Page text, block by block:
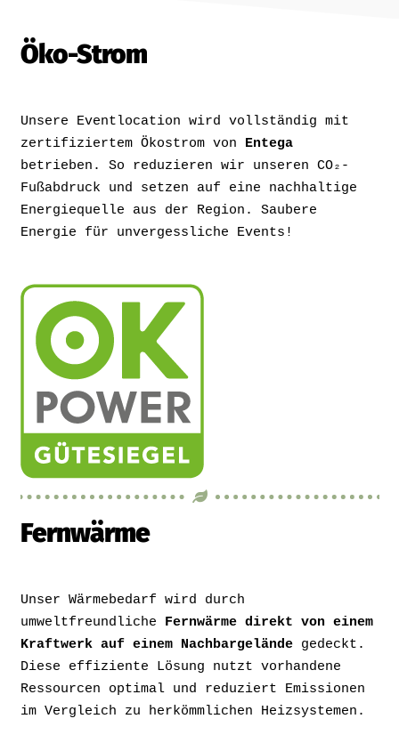
Öko-Strom
Unsere Eventlocation wird vollständig mit
zertifiziertem Ökostrom von Entega
betrieben. So reduzieren wir unseren CO₂-
Fußabdruck und setzen auf eine nachhaltige
Energiequelle aus der Region. Saubere
Energie für unvergessliche Events!
Fernwärme
Unser Wärmebedarf wird durch
umweltfreundliche Fernwärme direkt von einem
Kraftwerk auf einem Nachbargeländegedeckt.
Diese effiziente Lösung nutzt vorhandene
Ressourcen optimal und reduziert Emissionen
im Vergleich zu herkömmlichen Heizsystemen.